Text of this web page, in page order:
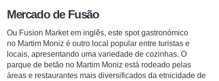
Mercado de Fusão
Ou Fusion Market em inglês, este spot gastronómico
no Martim Moniz é outro local popular entre turistas e
locais, apresentando uma variedade de cozinhas. O
parque de betão no Martim Moniz está rodeado pelas
áreas e restaurantes mais diversificados da etnicidade de